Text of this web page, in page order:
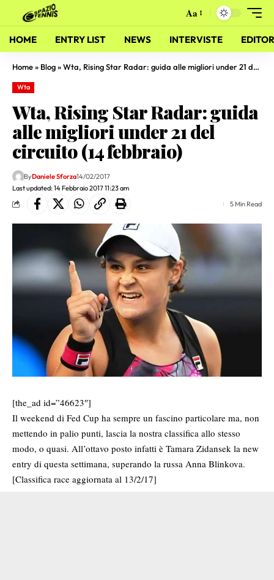
Aa
HOME ENTRY LIST NEWS INTERVISTE
Home» Blog»Wta, Rising Star Radar: guida alle migliori under 21 del circuito (14 febbraio)
Wta
Wta, Rising Star Radar: guida
alle migliori under 21 del
circuito (14 febbraio)
Last updated: 14 Febbraio 2017 11:23 am
ByDaniele Sforza14/02/2017
5 Min Read
[the_ad id=”46623″]
Il weekend di Fed Cup ha sempre un fascino particolare ma, non
mettendo in palio punti, lascia la nostra classifica allo stesso
modo, o quasi. All’ottavo posto infatti è Tamara Zidansek la new
entry di questa settimana, superando la russa Anna Blinkova.
[Classifica race aggiornata al 13/2/17]